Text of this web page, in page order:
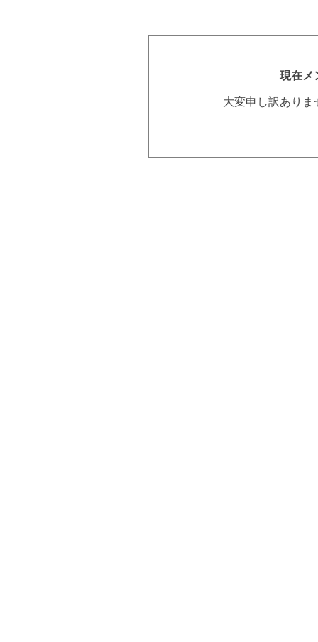
現在メ
大変申し訳あり